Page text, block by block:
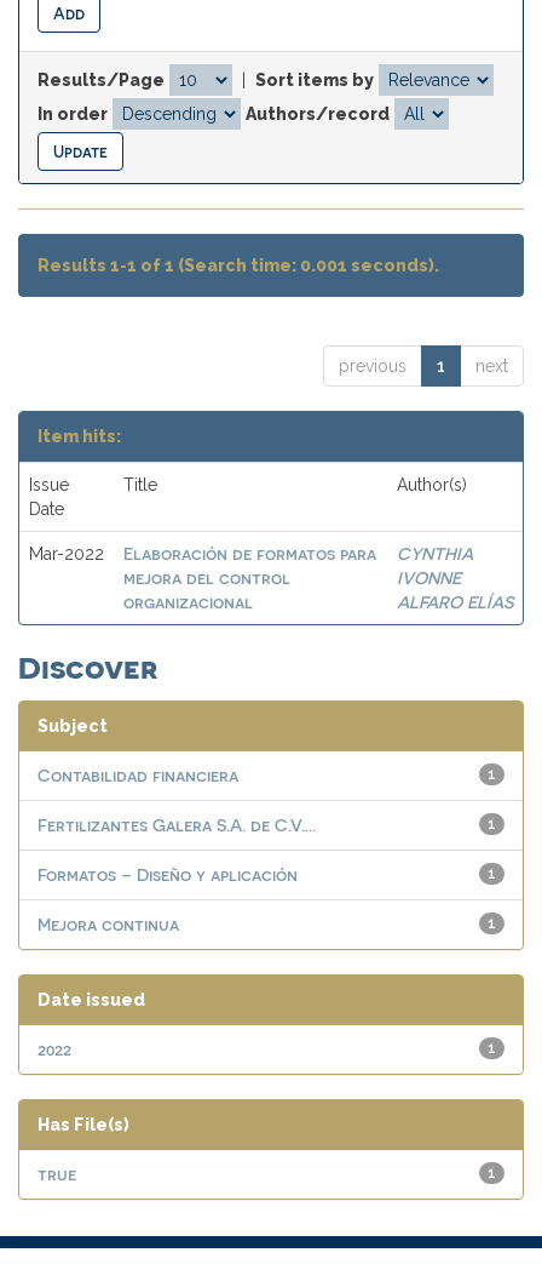
Results/Page
Sort items by
In order
Authors/record
Results 1-1 of 1 (Search time: 0.001 seconds).
previous 1 next
Item hits:
Issue
Date
Title Author(s)
Mar-2022
Elaboración de formatos para
mejora del control
organizacional
CYNTHIA
IVONNE
ALFARO ELÍAS
Discover
Subject
1
Contabilidad financiera
1
Fertilizantes Galera S.A. de C.V....
1
Formatos – Diseño y aplicación
1
Mejora continua
Date issued
1
2022
Has File(s)
1
true